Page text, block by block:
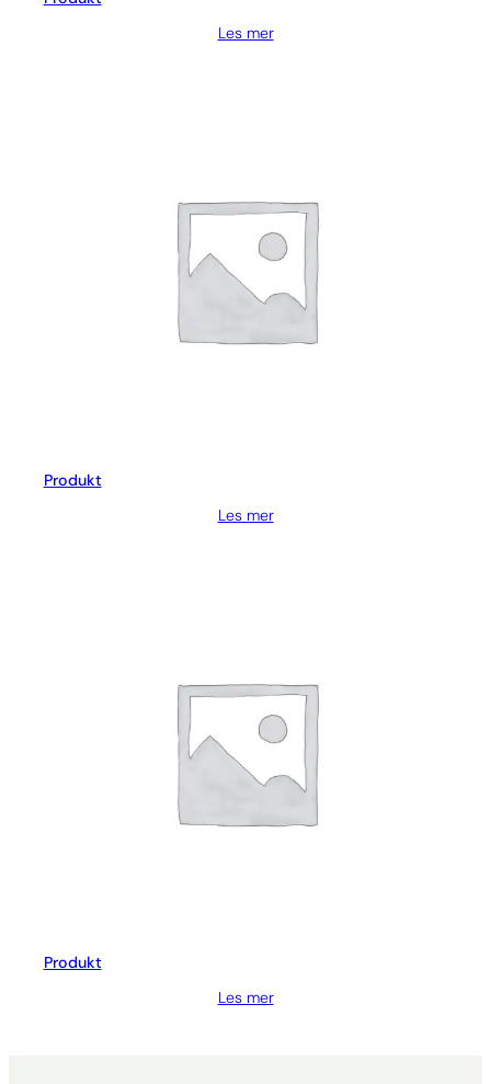
Les mer
Produkt
Les mer
Produkt
Les mer